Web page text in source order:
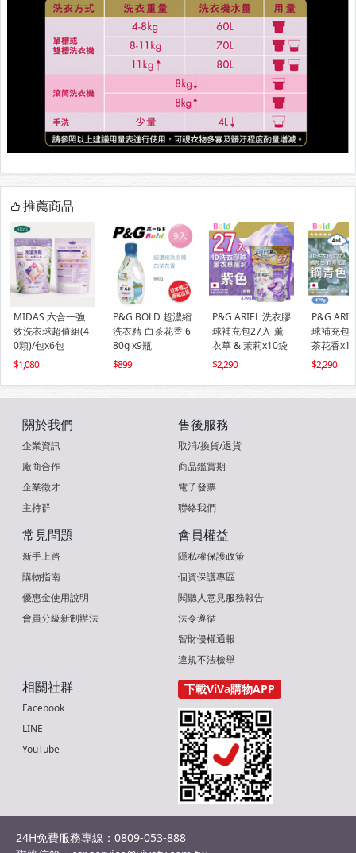
推薦商品
MIDAS 六合一強
效洗衣球超值組(4
0顆)/包x6包
1,080
P&G BOLD 超濃縮
洗衣精-白茶花香 6
80g x9瓶
899
P&G ARIEL 洗衣膠
球補充包27入-薰
衣草 & 茉莉x10袋
2,290
P&G
球補充包
茶花香
2,290
關於我們
企業資訊
廠商合作
企業徵才
主持群
售後服務
取消/換貨/退貨
商品鑑賞期
電子發票
聯絡我們
常見問題
新手上路
購物指南
優惠金使用說明
會員分級新制辦法
會員權益
隱私權保護政策
個資保護專區
閱聽人意見服務報告
法令遵循
智財侵權通報
違規不法檢舉
相關社群
Facebook
LINE
YouTube
下載ViVa購物APP
24H免費服務專線：0809-053-888